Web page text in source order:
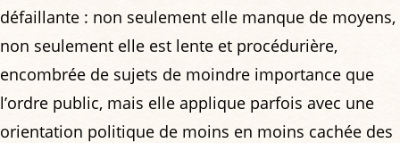
défaillante : non seulement elle manque de moyens,
non seulement elle est lente et procédurière,
encombrée de sujets de moindre importance que
l’ordre public, mais elle applique parfois avec une
orientation politique de moins en moins cachée des